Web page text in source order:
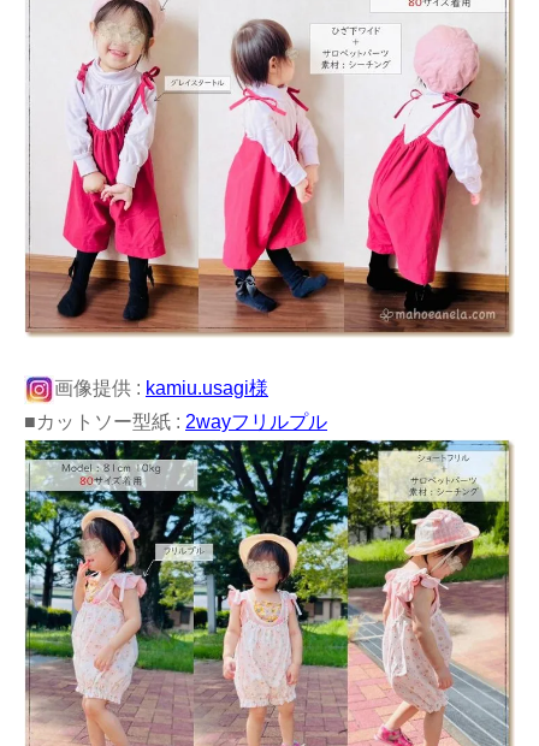
画像提供 : kamiu.usagi様
■カットソー型紙 : 2wayフリルプル